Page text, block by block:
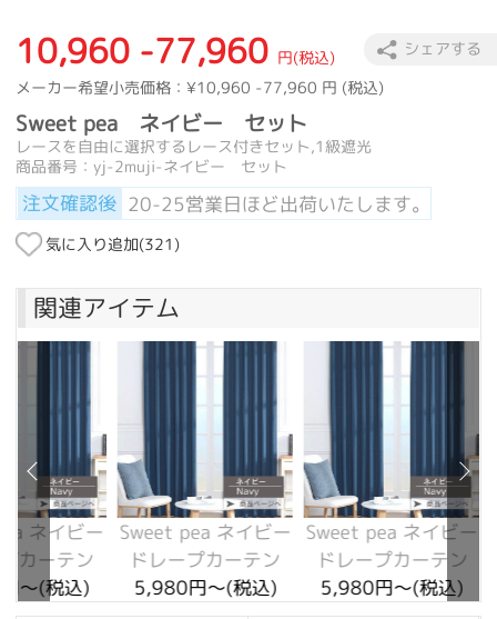
10,960 -77,960 円(税込)
メーカー希望小売価格：¥10,960 -77,960 円 (税込)
Sweet pea ネイビー セット
レースを自由に選択するレース付きセット,1級遮光
商品番号：yj-2muji-ネイビー セット
注文確認後 20-25営業日ほど出荷いたします。
気に入り追加(321)
シェアする
関連アイテム
ネイビー
カーテン
～(税込)
Sweet pea ネイビー
ドレープカーテン
5,980円～(税込)
Sweet pea ネイビー
ドレープカーテン
5,980円～(税込)